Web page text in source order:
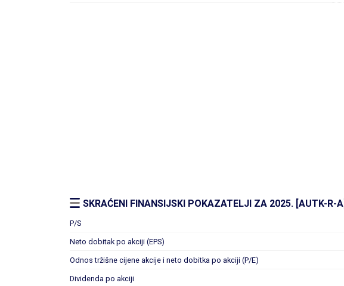
SKRAĆENI FINANSIJSKI POKAZATELJI ZA 2025. [AUTK-R-A]
P/S
Neto dobitak po akciji (EPS)
Odnos tržišne cijene akcije i neto dobitka po akciji (P/E)
Dividenda po akciji